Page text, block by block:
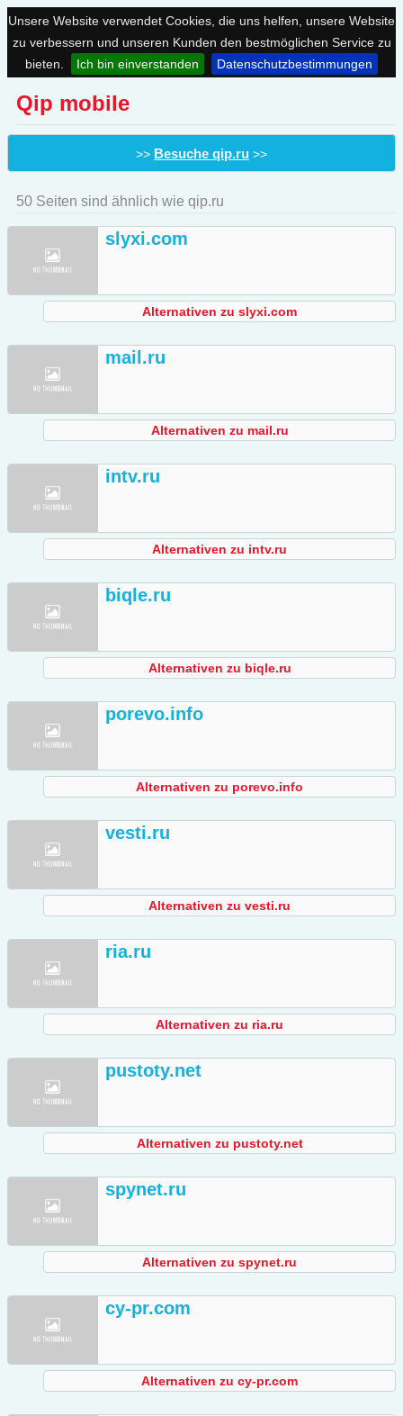
Unsere Website verwendet Cookies, die uns helfen, unsere Website
zu verbessern und unseren Kunden den bestmöglichen Service zu
bieten.
Ich bin einverstanden Datenschutzbestimmungen
Qip mobile
>> Besuche qip.ru >>
50 Seiten sind ähnlich wie qip.ru
slyxi.com
Alternativen zu slyxi.com
mail.ru
Alternativen zu mail.ru
intv.ru
Alternativen zu intv.ru
biqle.ru
Alternativen zu biqle.ru
porevo.info
Alternativen zu porevo.info
vesti.ru
Alternativen zu vesti.ru
ria.ru
Alternativen zu ria.ru
pustoty.net
Alternativen zu pustoty.net
spynet.ru
Alternativen zu spynet.ru
cy-pr.com
Alternativen zu cy-pr.com